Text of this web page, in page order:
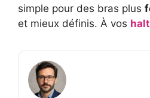
simple pour des bras plus
et mieux définis. À vos ha